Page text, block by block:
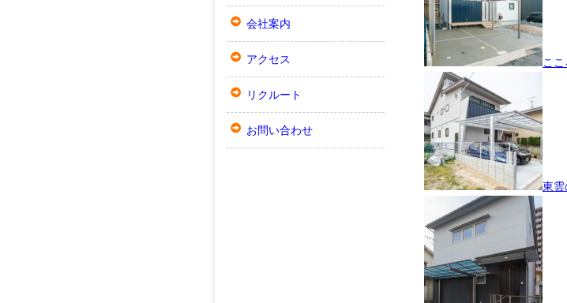
こ
東雲
会社案内
アクセス
リクルート
お問い合わせ